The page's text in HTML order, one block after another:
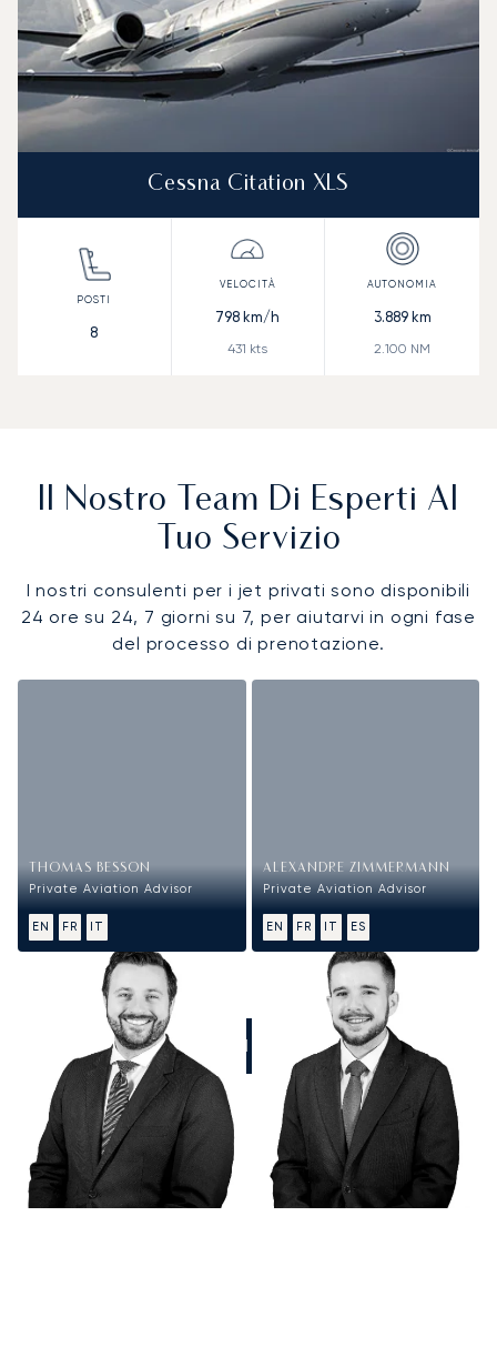
Cessna Citation XLS
8
798 km/h
431 kts
3.889km
2.100 NM
Il Nostro Team Di Esperti Al
Tuo Servizio
I nostri consulenti per i jet privati sono disponibili
24 ore su 24, 7 giorni su 7, per aiutarvi in ogni fase
del processo di prenotazione.
THOMAS BESSON
Private Aviation Advisor
EN FR IT
ALEXANDRE ZIMMERMANN
Private Aviation Advisor
EN FR IT ES
CHIAMATECI